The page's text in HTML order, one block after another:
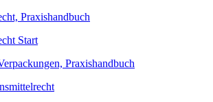
Praxishandbuch
Start
Praxishandbuch